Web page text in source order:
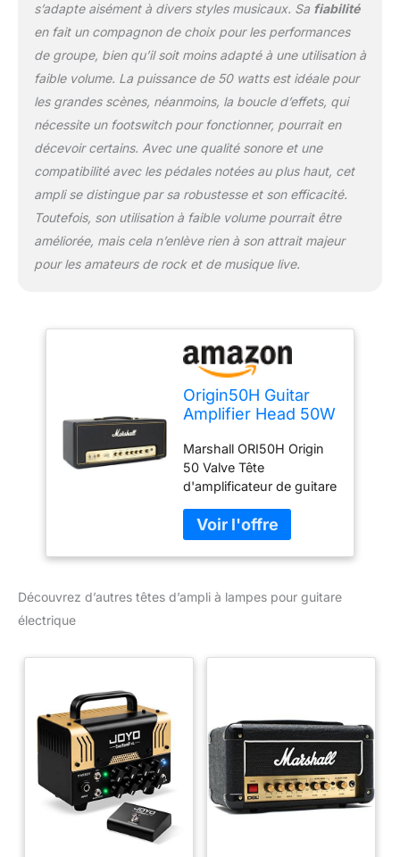
s’adapte aisément à divers styles musicaux. Sa fiabilité
en fait un compagnon de choix pour les performances
de groupe, bien qu’il soit moins adapté à une utilisation à
faible volume. La puissance de 50 watts est idéale pour
les grandes scènes, néanmoins, la boucle d’effets, qui
nécessite un footswitch pour fonctionner, pourrait en
décevoir certains. Avec une qualité sonore et une
compatibilité avec les pédales notées au plus haut, cet
ampli se distingue par sa robustesse et son efficacité.
Toutefois, son utilisation à faible volume pourrait être
améliorée, mais cela n’enlève rien à son attrait majeur
pour les amateurs de rock et de musique live.
Origin50H Guitar
Amplifier Head 50W
d'Ampli à Lampes
pour Guitare
Électrique
Marshall ORI50H Origin
50 Valve Tête
d'amplificateur de guitare
Marshall
Découvrez d’autres têtes d’ampli à lampes pour guitare
électrique